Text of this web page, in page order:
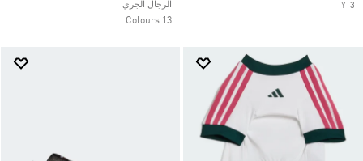
Y-3 الرجال الجري
13 Colours